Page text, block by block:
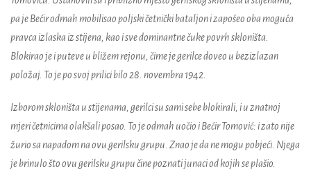
pa je Bećir odmah mobilisao poljski četnički bataljon i zapośeo oba moguća
pravca izlaska iz stijena, kao i sve dominantne čuke povrh skloništa.
Blokirao je i puteve u bližem rejonu, čime je gerilce doveo u bezizlazan
položaj. To je po svoj prilici bilo 28. novembra 1942.
Izborom skloništa u stijenama, gerilci su sami sebe blokirali, i u znatnoj
mjeri četnicima olakšali posao. To je odmah uočio i Bećir Tomović: i zato nije
žurio sa napadom na ovu gerilsku grupu. Znao je da ne mogu pobjeći. Njega
je brinulo što ovu gerilsku grupu čine poznati junaci od kojih se plašio.